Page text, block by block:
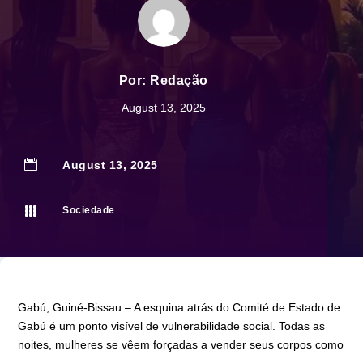
Por: Redação
August 13, 2025
 August 13, 2025
 Sociedade
Gabú, Guiné-Bissau – A esquina atrás do Comité de Estado de
Gabú é um ponto visível de vulnerabilidade social. Todas as
noites, mulheres se vêem forçadas a vender seus corpos como